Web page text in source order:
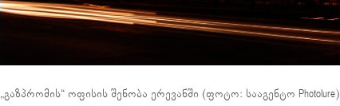
„გაზპრომის“ ოფისის შენობა ერევანში (ფოტო: სააგენტო